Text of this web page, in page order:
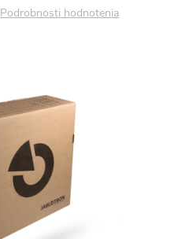
Podrobnosti hodnotenia